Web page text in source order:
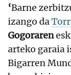
‘Barne
izango da
Gogoraren
arteko garaia
Bigarren